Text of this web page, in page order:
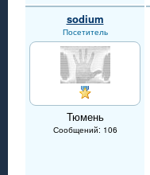
sodium
Посетитель
Тюмень
Сообщений: 106